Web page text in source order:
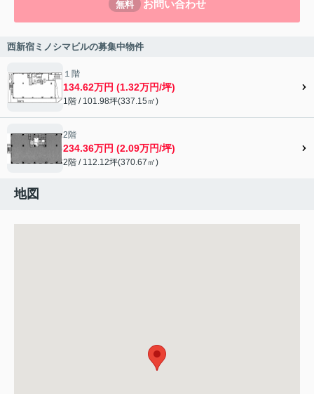
無料 お問い合わせ
西新宿ミノシマビルの募集中物件
１階
134.62万円 (1.32万円/坪)
1階 / 101.98坪(337.15㎡)
2階
234.36万円 (2.09万円/坪)
2階 / 112.12坪(370.67㎡)
地図